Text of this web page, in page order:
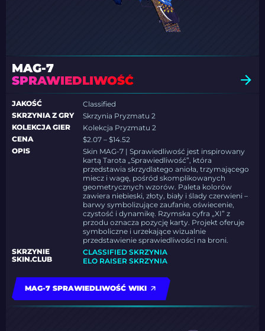
MAG-7
SPRAWIEDLIWOŚĆ
JAKOŚĆ
Classified
SKRZYNIA Z GRY
Skrzynia Pryzmatu 2
KOLEKCJA GIER
Kolekcja Pryzmatu 2
CENA
$2.07 – $14.52
OPIS
Skin MAG-7 | Sprawiedliwość jest inspirowany
kartą Tarota „Sprawiedliwość”, która
przedstawia skrzydlatego anioła, trzymającego
miecz i wagę, pośród skomplikowanych
geometrycznych wzorów. Paleta kolorów
zawiera niebieski, złoty, biały i ślady czerwieni –
barwy symbolizujące zaufanie, oświecenie,
czystość i dynamikę. Rzymska cyfra „XI” z
przodu oznacza pozycję karty. Projekt oferuje
symboliczne i urzekające wizualnie
przedstawienie sprawiedliwości na broni.
SKRZYNIE
SKIN.CLUB
CLASSIFIED SKRZYNIA
ELO RAISER SKRZYNIA
MAG-7 SPRAWIEDLIWOŚĆ WIKI